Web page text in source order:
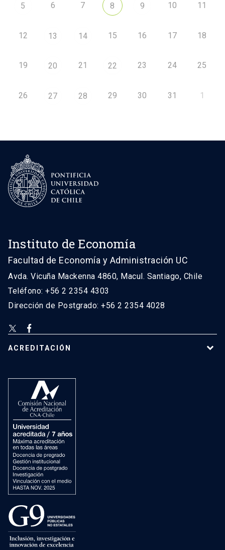
5 6 7 8 9 10 11
12 13 14 15 16 17 18
19 20 21 22 23 24 25
26 27 28 29 30 31 1
Instituto de Economía
Facultad de Economía y Administración UC
Avda. Vicuña Mackenna 4860, Macul. Santiago, Chile
Teléfono: +56 2 2354 4303
Dirección de Postgrado: +56 2 2354 4028
ACREDITACIÓN